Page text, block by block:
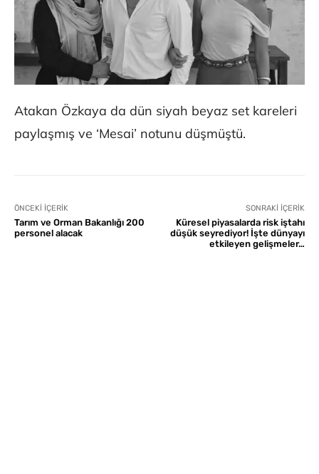
Atakan Özkaya da dün siyah beyaz set kareleri
paylaşmış ve ‘Mesai’ notunu düşmüştü.
ÖNCEKI İÇERIK
Tarım ve Orman Bakanlığı 200
personel alacak
SONRAKI İÇERIK
Küresel piyasalarda risk iştahı
düşük seyrediyor! İşte dünyayı
etkileyen gelişmeler…